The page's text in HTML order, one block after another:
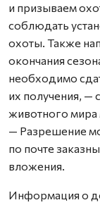
и призываем
соблюдать
охоты. Также
окончания
необходимо
их получения, —
животного
— Разрешение
по почте
вложения.
Информация о